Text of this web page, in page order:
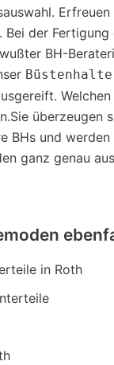
Erfreuen
der Fertigung
BH-
überzeugen
BHs und
ganz genau
in Roth